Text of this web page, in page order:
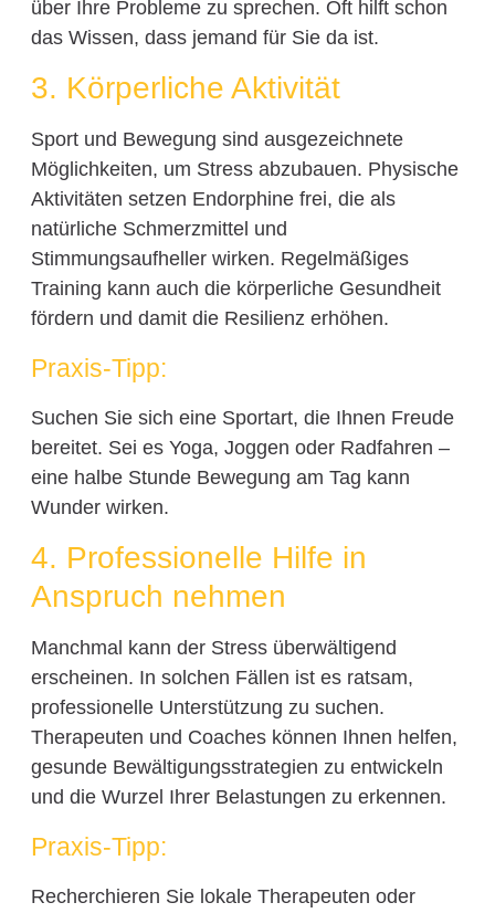
über Ihre Probleme zu sprechen. Oft hilft schon
das Wissen, dass jemand für Sie da ist.
3. Körperliche Aktivität
Sport und Bewegung sind ausgezeichnete
Möglichkeiten, um Stress abzubauen. Physische
Aktivitäten setzen Endorphine frei, die als
natürliche Schmerzmittel und
Stimmungsaufheller wirken. Regelmäßiges
Training kann auch die körperliche Gesundheit
fördern und damit die Resilienz erhöhen.
Praxis-Tipp:
Suchen Sie sich eine Sportart, die Ihnen Freude
bereitet. Sei es Yoga, Joggen oder Radfahren –
eine halbe Stunde Bewegung am Tag kann
Wunder wirken.
4. Professionelle Hilfe in
Anspruch nehmen
Manchmal kann der Stress überwältigend
erscheinen. In solchen Fällen ist es ratsam,
professionelle Unterstützung zu suchen.
Therapeuten und Coaches können Ihnen helfen,
gesunde Bewältigungsstrategien zu entwickeln
und die Wurzel Ihrer Belastungen zu erkennen.
Praxis-Tipp:
Recherchieren Sie lokale Therapeuten oder